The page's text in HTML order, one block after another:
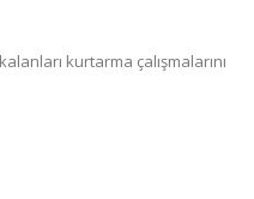
kurtarma çalışmalarını